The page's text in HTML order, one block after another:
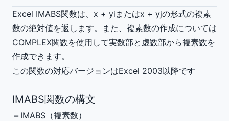
Excel IMABS関数は、x + yiまたはx + yjの形式の複素
数の絶対値を返します。また、複素数の作成については
COMPLEX関数を使用して実数部と虚数部から複素数を
作成できます。
この関数の対応バージョンはExcel 2003以降です
IMABS関数の構文
＝IMABS（複素数）